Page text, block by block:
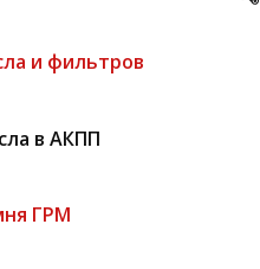
и фильтров
в АКПП
ГРМ